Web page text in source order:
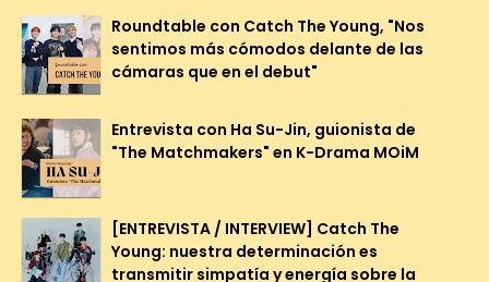
Roundtable con Catch The Young, "Nos
sentimos más cómodos delante de las
cámaras que en el debut"
Entrevista con Ha Su-Jin, guionista de
"The Matchmakers" en K-Drama MOiM
[ENTREVISTA / INTERVIEW] Catch The
Young: nuestra determinación es
transmitir simpatía y energía sobre la